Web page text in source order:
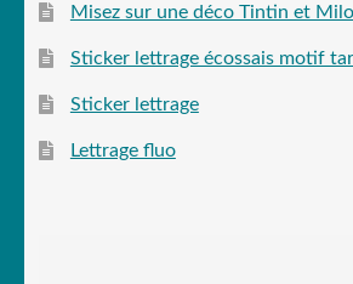
Misez sur une déco Tintin et
Sticker lettrage écossais motif
Sticker lettrage
Lettrage fluo